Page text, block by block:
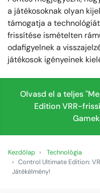
a játékosoknak olyan
támogatja a
frissítése ismételten
odafigyelnek a
játékosok igényeinek
Olvasd el a teljes
Edition VRR-
Kezdőlap
Technológia
Control Ultimate Edition:
Játékélmény!